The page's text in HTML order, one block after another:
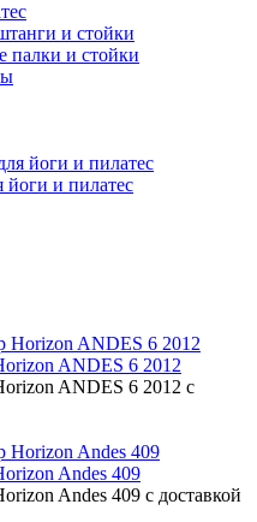
и стойки
палки и стойки
йоги и пилатес
йоги и пилатес
ANDES 6 2012
ANDES 6 2012 с
Andes 409
Andes 409 с доставкой